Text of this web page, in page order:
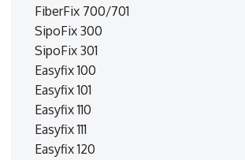
FiberFix 700/701
SipoFix 300
SipoFix 301
Easyfix 100
Easyfix 101
Easyfix 110
Easyfix 111
Easyfix 120